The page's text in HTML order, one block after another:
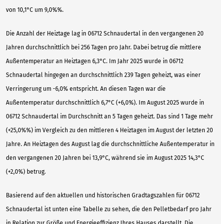
von 10,1°C um 9,0%%.
Die Anzahl der Heiztage lag in 06712 Schnaudertal in den vergangenen 20
Jahren durchschnittlich bei 256 Tagen pro Jahr. Dabei betrug die mittlere
Außentemperatur an Heiztagen 6,3°C. Im Jahr 2025 wurde in 06712
Schnaudertal hingegen an durchschnittlich 239 Tagen geheizt, was einer
Verringerung um -6,0% entspricht. An diesen Tagen war die
Außentemperatur durchschnittlich 6,7°C (+6,0%). Im August 2025 wurde in
06712 Schnaudertal im Durchschnitt an 5 Tagen geheizt. Das sind 1 Tage mehr
(+25,0%%) im Vergleich zu den mittleren 4 Heiztagen im August der letzten 20
Jahre. An Heiztagen des August lag die durchschnittliche Außentemperatur in
den vergangenen 20 Jahren bei 13,9°C, während sie im August 2025 14,3°C
(+2,0%) betrug.
Basierend auf den aktuellen und historischen Gradtagszahlen für 06712
Schnaudertal ist unten eine Tabelle zu sehen, die den Pelletbedarf pro Jahr